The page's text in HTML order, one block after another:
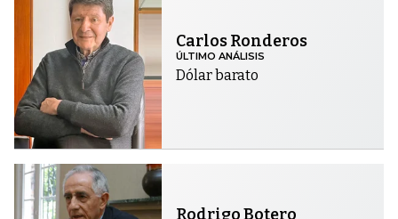
Carlos Ronderos
ÚLTIMO ANÁLISIS
Dólar barato
Rodrigo Botero